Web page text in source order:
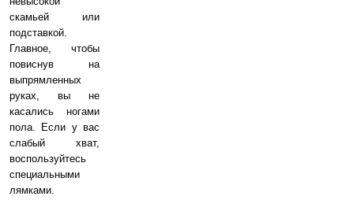
скамьей или
подставкой.
Главное, чтобы
повиснув на
выпрямленных
руках, вы не
касались ногами
пола. Если у вас
слабый хват,
воспользуйтесь
специальными
лямками.